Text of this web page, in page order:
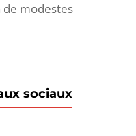
de modestes
sociaux